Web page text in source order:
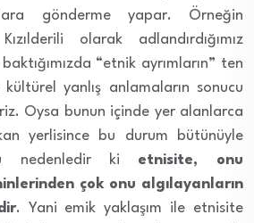
gönderme yapar. Örneğin
olarak adlandırdığımız
“etnik ayrımların” ten
yanlış anlamaların sonucu
Oysa bunun içinde yer alanlarca
yerlisince bu durum bütünüyle
nedenledir ki etnisite, onu
çok onu algılayanların
. Yani emik yaklaşım ile etnisite